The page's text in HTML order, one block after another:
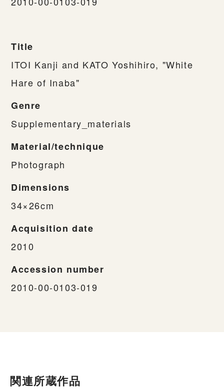
Title
ITOI Kanji and KATO Yoshihiro, "White
Hare of Inaba"
Genre
Supplementary_materials
Material/technique
Photograph
Dimensions
34×26cm
Acquisition date
2010
Accession number
2010-00-0103-019
関連所蔵作品